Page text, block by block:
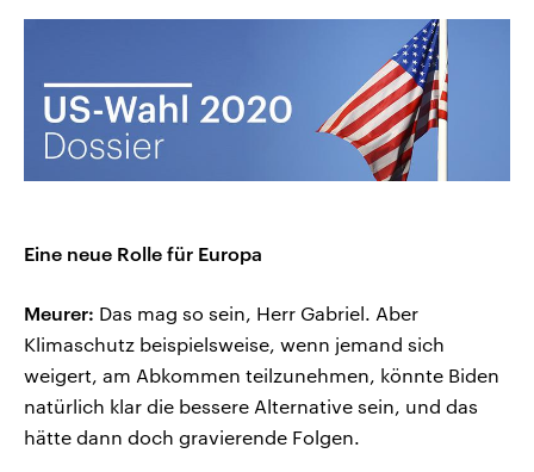
Eine neue Rolle für Europa
Meurer: Das mag so sein, Herr Gabriel. Aber
Klimaschutz beispielsweise, wenn jemand sich
weigert, am Abkommen teilzunehmen, könnte Biden
natürlich klar die bessere Alternative sein, und das
hätte dann doch gravierende Folgen.